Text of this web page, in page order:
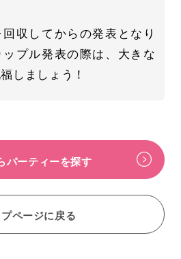
収してからの発表となり
ップル発表の際は、大きな
しましょう！
パーティーを探す
プページに戻る